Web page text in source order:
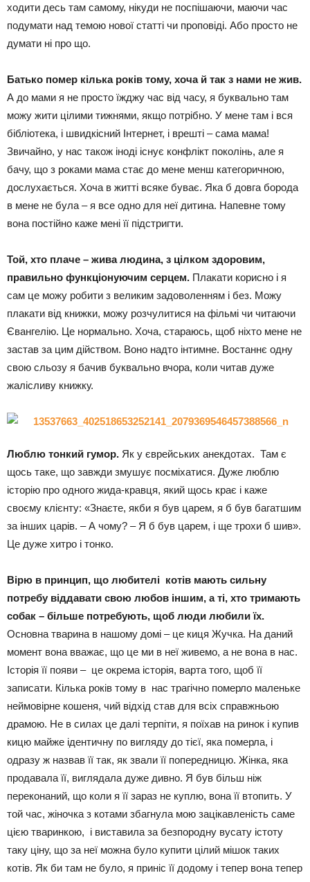
ходити десь там самому, нікуди не поспішаючи, маючи час
подумати над темою нової статті чи проповіді. Або просто не
думати ні про що.
Батько помер кілька років тому, хоча й так з нами не жив.
А до мами я не просто їжджу час від часу, я буквально там
можу жити цілими тижнями, якщо потрібно. У мене там і вся
бібліотека, і швидкісний Інтернет, і врешті – сама мама!
Звичайно, у нас також іноді існує конфлікт поколінь, але я
бачу, що з роками мама стає до мене менш категоричною,
дослухається. Хоча в житті всяке буває. Яка б довга борода
в мене не була – я все одно для неї дитина. Напевне тому
вона постійно каже мені її підстригти.
Той, хто плаче – жива людина, з цілком здоровим,
правильно функціонуючим серцем. Плакати корисно і я
сам це можу робити з великим задоволенням і без. Можу
плакати від книжки, можу розчулитися на фільмі чи читаючи
Євангелію. Це нормально. Хоча, стараюсь, щоб ніхто мене не
застав за цим дійством. Воно надто інтимне. Востаннє одну
свою сльозу я бачив буквально вчора, коли читав дуже
жалісливу книжку.
Люблю тонкий гумор. Як у єврейських анекдотах. Там є
щось таке, що завжди змушує посміхатися. Дуже люблю
історію про одного жида-кравця, який щось крає і каже
своєму клієнту: «Знаєте, якби я був царем, я б був багатшим
за інших царів. – А чому? – Я б був царем, і ще трохи б шив».
Це дуже хитро і тонко.
Вірю в принцип, що любителі котів мають сильну
потребу віддавати свою любов іншим, а ті, хто тримають
собак – більше потребують, щоб люди любили їх.
Основна тварина в нашому домі – це киця Жучка. На даний
момент вона вважає, що це ми в неї живемо, а не вона в нас.
Історія її появи – це окрема історія, варта того, щоб її
записати. Кілька років тому в нас трагічно померло маленьке
неймовірне кошеня, чий відхід став для всіх справжньою
драмою. Не в силах це далі терпіти, я поїхав на ринок і купив
кицю майже ідентичну по вигляду до тієї, яка померла, і
одразу ж назвав її так, як звали її попередницю. Жінка, яка
продавала її, виглядала дуже дивно. Я був більш ніж
переконаний, що коли я її зараз не куплю, вона її втопить. У
той час, жіночка з котами збагнула мою зацікавленість саме
цією тваринкою, і виставила за безпородну вусату істоту
таку ціну, що за неї можна було купити цілий мішок таких
котів. Як би там не було, я приніс її додому і тепер вона тепер